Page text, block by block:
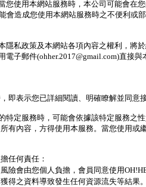
您使用本網站服務時，本公司可能會在
會造成您使用本網站服務時之不便利或部
隱私政策及本網站各項內容之權利，將
電子郵件(ohher.2017@gmail.com)直接與
即表示您已詳細閱讀、明確瞭解並同意
特定服務時，可能會依據該特定服務之
有內容，方得使用本服務。當您使用
任何責任：
險會由您個人負擔，會員同意使用
得之資料導致發生任何資源流失等結果。